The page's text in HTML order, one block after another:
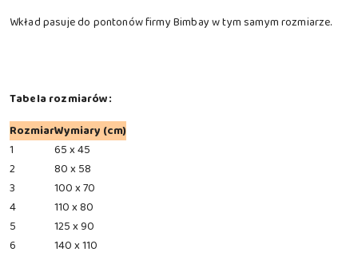
Wkład pasuje do pontonów firmy Bimbay w tym samym rozmiarze.
Tabela rozmiarów:
RozmiarWymiary (cm)
1
65 x 45
2
80 x 58
3
100 x 70
4
110 x 80
5
125 x 90
6
140 x 110